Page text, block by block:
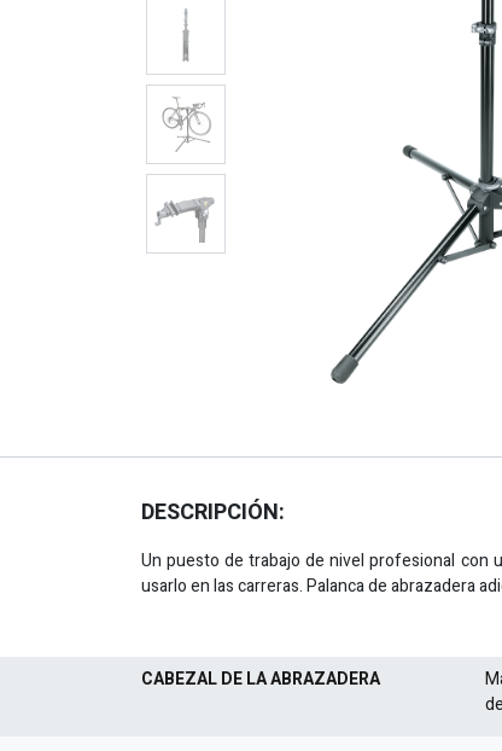
DESCRIPCIÓN:
Un puesto de trabajo de nivel profesional con
usarlo en las carreras. Palanca de abrazadera
CABEZAL DE LA ABRAZADERA